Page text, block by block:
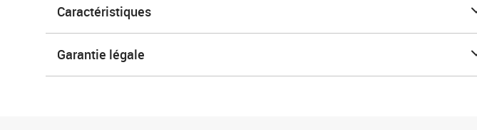
Caractéristiques
Garantie légale